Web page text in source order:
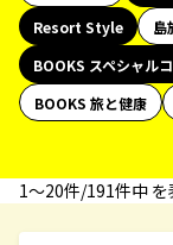
Resort Style
島
BOOKS スペシャル
BOOKS 旅と健康
1〜20件/191件中 を